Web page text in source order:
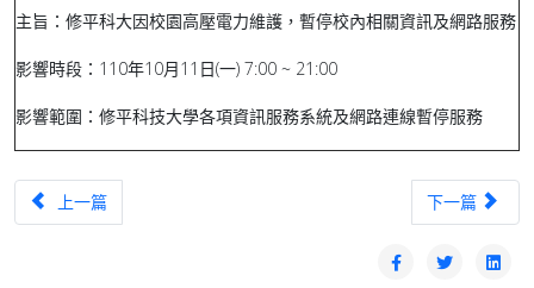
主旨 ：修平科大因校園高壓電力維護，暫停校內相關資訊及網路服務
影響時段：110年10月11日(一) 7:00 ~ 21:00
影響範圍：修平科技大學各項資訊服務系統及網路連線暫停服務
上一篇文章：台中區網 2021.10 ~ 2022.06 網路斷線及維護記錄
上一篇 下一篇文章：
下一篇